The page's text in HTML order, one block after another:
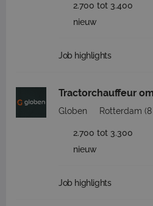
2.700 tot 3.400
nieuw
Job highlights
Tractorchauffeur
Globen Rotterdam
2.700 tot 3.300
nieuw
Job highlights